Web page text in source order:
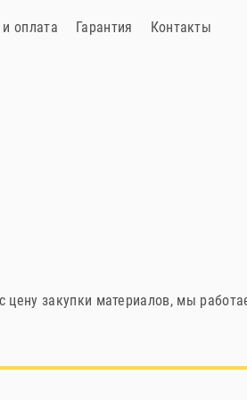
оплата Гарантия Контакты
цену закупки материалов, мы